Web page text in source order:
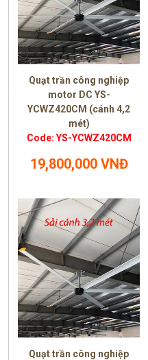
Quạt trần công nghiệp
motor DC YS-
YCWZ420CM (cánh 4,2
mét)
Code: YS-YCWZ420CM
19,800,000 VNĐ
Quạt trần công nghiệp